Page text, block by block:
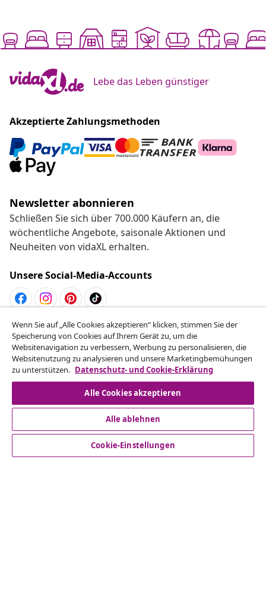
Lebe das Leben günstiger
Akzeptierte Zahlungsmethoden
Newsletter abonnieren
Schließen Sie sich über 700.000 Käufern an, die
wöchentliche Angebote, saisonale Aktionen und
Neuheiten von vidaXL erhalten.
Unsere Social-Media-Accounts
Vom Vertrag zurücktreten
Reiche einen Widerrufsantrag für deine Bestellung
ein.
Vom Vertrag zurücktreten
Wenn Sie auf „Alle Cookies akzeptieren“ klicken, stimmen Sie der
Speicherung von Cookies auf Ihrem Gerät zu, um die
Websitenavigation zu verbessern, Werbung zu personalisieren, die
Websitenutzung zu analysieren und unsere Marketingbemühungen
zu unterstützen. Datenschutz- und Cookie-Erklärung
Alle Cookies akzeptieren
Alle ablehnen
Cookie-Einstellungen